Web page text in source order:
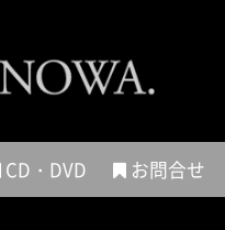
CD・DVD お問合せ